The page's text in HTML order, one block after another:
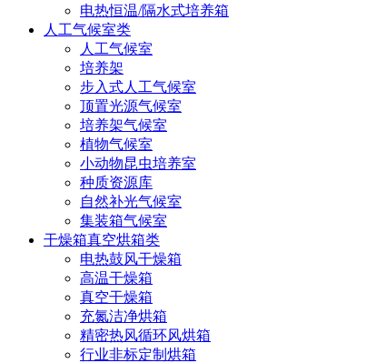
电热恒温/隔水式培养箱
人工气候室类
人工气候室
培养架
步入式人工气候室
顶置光源气候室
培养架气候室
植物气候室
小动物昆虫培养室
种质资源库
自然补光气候室
集装箱气候室
干燥箱真空烘箱类
电热鼓风干燥箱
高温干燥箱
真空干燥箱
充氮洁净烘箱
精密热风循环风烘箱
行业非标定制烘箱